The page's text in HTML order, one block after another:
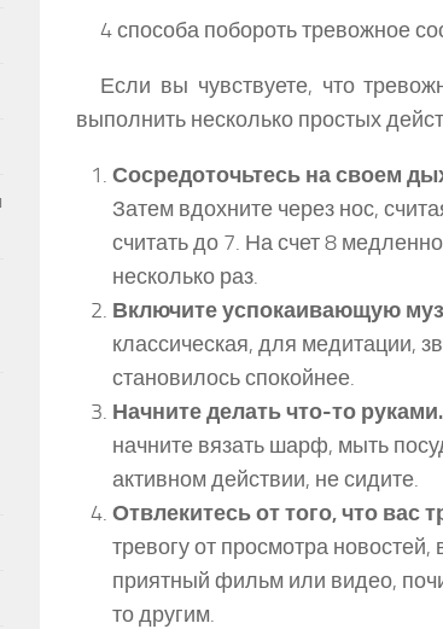
4 способа побороть тревожное
Если вы чувствуете, что
выполнить несколько простых
Сосредоточьтесь на своем
Затем вдохните через нос,
считать до 7. На счет 8
несколько раз.
Включите успокаивающую
классическая, для медитации,
становилось спокойнее.
Начните делать что-то руками.
начните вязать шарф, мыть
активном действии, не сидите.
Отвлекитесь от того, что вас
тревогу от просмотра
приятный фильм или видео,
то другим.